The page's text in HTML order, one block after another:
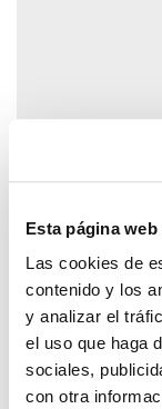
Esta página
Las cookies de
contenido y los
y analizar el
el uso que haga
sociales,
con otra